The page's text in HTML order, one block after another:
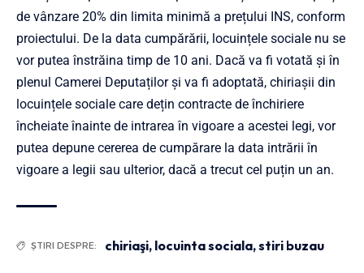
de vânzare 20% din limita minimă a prețului INS, conform
proiectului. De la data cumpărării, locuințele sociale nu se
vor putea înstrăina timp de 10 ani. Dacă va fi votată și în
plenul Camerei Deputaților și va fi adoptată, chiriașii din
locuințele sociale care dețin contracte de închiriere
încheiate înainte de intrarea în vigoare a acestei legi, vor
putea depune cererea de cumpărare la data intrării în
vigoare a legii sau ulterior, dacă a trecut cel puțin un an.
ȘTIRI DESPRE: chiriaşi, locuinta sociala,stiri buzau